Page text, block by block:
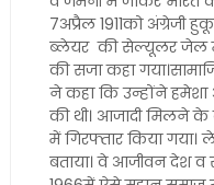
7अप्रैल 1911को अंग्रेजी
ब्लेयर की सेल्यूलर जेल में
की सजा कहा
ने कहा कि उन्होंने
की थी। आजादी मिलने के
में गिरफ्तार किया गया।
बताया। वे आजीवन देश